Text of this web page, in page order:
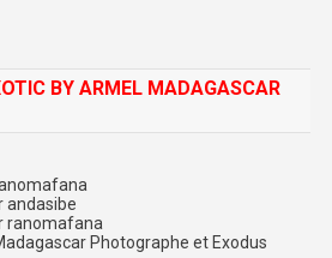
BY ARMEL MADAGASCAR